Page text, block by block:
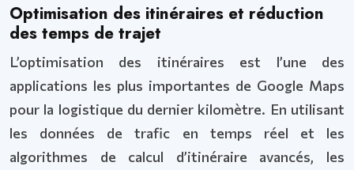
Optimisation des itinéraires et réduction
des temps de trajet
L’optimisation des itinéraires est l’une des
applications les plus importantes de Google Maps
pour la logistique du dernier kilomètre. En utilisant
les données de trafic en temps réel et les
algorithmes de calcul d’itinéraire avancés, les